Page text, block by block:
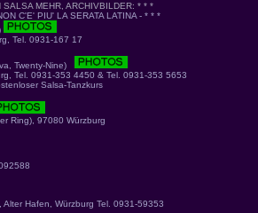
MEHR, ARCHIVBILDER: * * *
C'E' PIU' LA SERATA LATINA - * * *
Tel. 0931-167 17
Twenty-Nine)
Tel. 0931-353 4450 & Tel. 0931-353 5653
Salsa-Tanzkurs
Ring), 97080 Würzburg
Hafen, Würzburg Tel. 0931-59353